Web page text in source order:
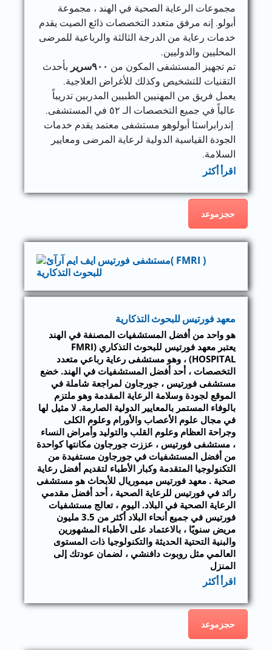
مجموعات الرعاية الصحية في الهند ، مجموعة
أبولو. إنه مرفق متعدد التخصصات ذائع الصيت يقدم
خدمات رعاية من الدرجة الثالثة والرباعية للمرضى
المحليين والدوليين.
تم تجهيز المستشفى المكون من ٩٠٠سرير بأحدث
التقنيات للتشخيص وكذلك للأغراض العلاجية.
يعمل فريق من المهنيين الطبيين المدربين تدريباً
عالياً في جميع التخصصات الـ ٥٢ في المستشفى.
إندرابراسثا أبولوهو مستشفى معتمد يقدم خدمات
الجودة القياسية الدولية لرعاية المرضى ومعايير
السلامة.
اقرأ أكثر
حجزموعد
معهد فورتيس للبحوث التذكارية
هو واحد من أفضل المستشفيات المصنفة في الهند
يعتبر معهد فورتيس للبحوث التذكاري (FMRI
HOSPITAL) ، وهو مستشفى رعاية رباعي متعدد
التخصصات ، أحد أفضل المستشفيات في الهند. خضع
مستشفى فورتيس ، جورجاون لمراجعة شاملة في
الموقع لجودة وسلامة الرعاية المقدمة وهو ملتزم
بالوفاء المستمر بالمعايير الدولية الصارمة. لا مثيل لها
في مجال علوم الأعصاب والأورام وعلوم الكلى
وجراحة العظام وعلوم القلب والتوليد وأمراض النساء
، مستشفى فورتيس ، عززت جورجاون مكانتها كواحدة
من أفضل المستشفيات في جورجاون مستفيدة من
التكنولوجيا المتقدمة وكبار الأطباء لتقديم أفضل رعاية
صحية . معهد فورتيس ميموريال للأبحاث هو مستشفى
رائد في فورتيس للرعاية الصحية ، أحد أفضل مقدمي
الرعاية الصحية في البلاد. اليوم ، تعالج مستشفيات
فورتيس في جميع أنحاء البلاد أكثر من 3.5 مليون
مريض سنويًا ، بالاعتماد على الأطباء المشهورين
والبنية التحتية الحديثة والتكنولوجيا ذات المستوى
العالمي مثل روبوت دافنشي ، لضمان عودتك إلى
المنزل
اقرأ أكثر
حجزموعد